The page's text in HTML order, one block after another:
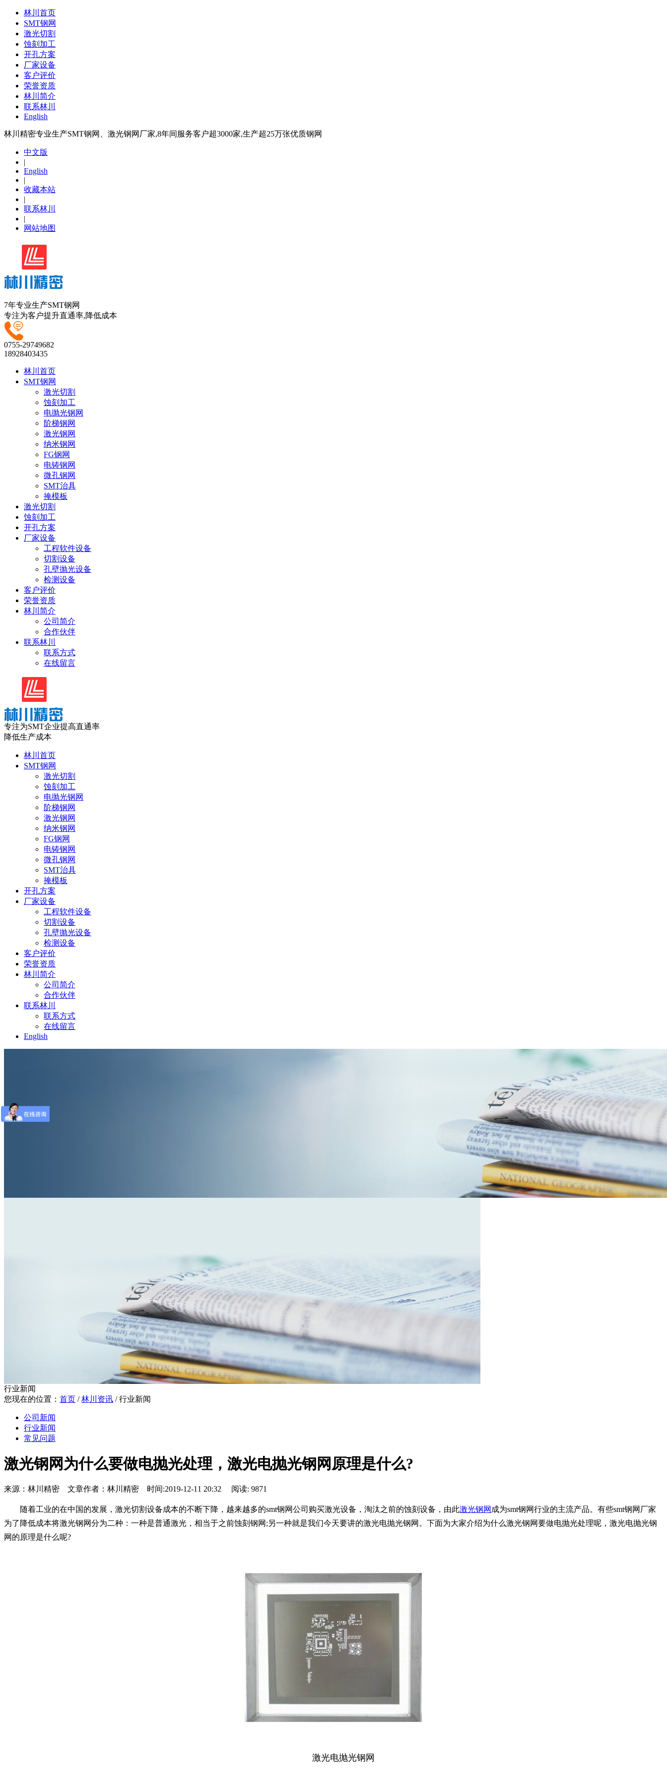
林川首页
SMT钢网
激光切割
蚀刻加工
开孔方案
厂家设备
客户评价
荣誉资质
林川简介
联系林川
English
林川精密专业生产SMT钢网、激光钢网厂家,8年间服务客户超3000家,生产超25万张优质钢网
中文版
|
English
|
收藏本站
|
联系林川
|
网站地图
7年专业生产SMT钢网
专注为客户提升直通率,降低成本
0755-29749682
18928403435
林川首页
SMT钢网
激光切割
蚀刻加工
电抛光钢网
阶梯钢网
激光钢网
纳米钢网
FG钢网
电铸钢网
微孔钢网
SMT治具
掩模板
激光切割
蚀刻加工
开孔方案
厂家设备
工程软件设备
切割设备
孔壁抛光设备
检测设备
客户评价
荣誉资质
林川简介
公司简介
合作伙伴
联系林川
联系方式
在线留言
专注为SMT企业提高直通率
降低生产成本
林川首页
SMT钢网
激光切割
蚀刻加工
电抛光钢网
阶梯钢网
激光钢网
纳米钢网
FG钢网
电铸钢网
微孔钢网
SMT治具
掩模板
开孔方案
厂家设备
工程软件设备
切割设备
孔壁抛光设备
检测设备
客户评价
荣誉资质
林川简介
公司简介
合作伙伴
联系林川
联系方式
在线留言
English
行业新闻
您现在的位置： 首页 /林川资讯 /行业新闻
公司新闻
行业新闻
常见问题
激光钢网为什么要做电抛光处理，激光电抛光钢网原理是什么?
来源：林川精密 文章作者：林川精密 时间:2019-12-11 20:32 阅读: 9871
随着工业的在中国的发展，激光切割设备成本的不断下降，越来越多的smt钢网公司购买激光设备，淘汰之前的蚀刻设备，由此激光钢网 成为smt钢网行业的主流产品。有些smt钢网厂家
为了降低成本将激光钢网分为二种：一种是普通激光，相当于之前蚀刻钢网;另一种就是我们今天要讲的激光电抛光钢网。下面为大家介绍为什么激光钢网要做电抛光处理呢，激光电抛光钢
网的原理是什么呢?
激光电抛光钢网